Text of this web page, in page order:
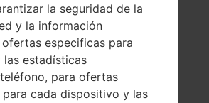
OFICIAL #216229
-
A21S
la seguridad de la
y la información
ofertas especificas para
las estadísticas
para ofertas
cada dispositivo y las